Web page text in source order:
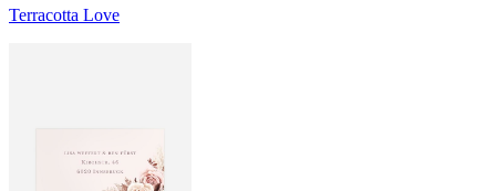
Terracotta Love